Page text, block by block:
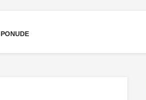
PONUDE